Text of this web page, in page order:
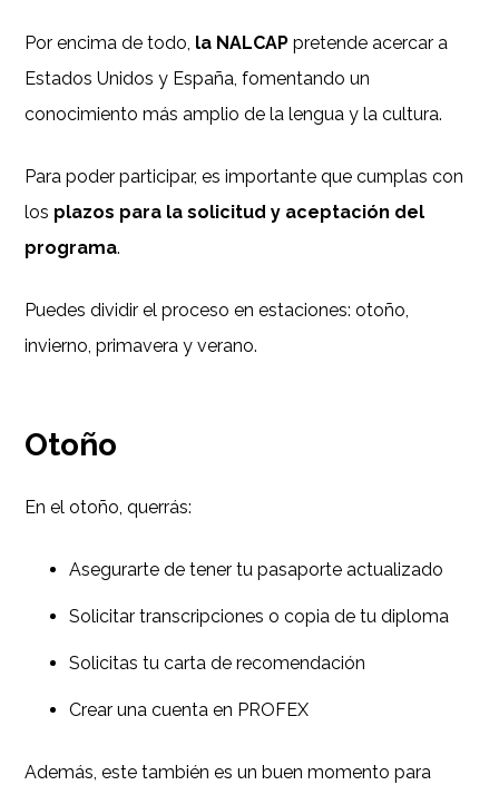
Por encima de todo, la NALCAP pretende acercar a
Estados Unidos y España, fomentando un
conocimiento más amplio de la lengua y la cultura.
Para poder participar, es importante que cumplas con
los plazos para la solicitud y aceptación del
programa.
Puedes dividir el proceso en estaciones: otoño,
invierno, primavera y verano.
Otoño
En el otoño, querrás:
Asegurarte de tener tu pasaporte actualizado
Solicitar transcripciones o copia de tu diploma
Solicitas tu carta de recomendación
Crear una cuenta en PROFEX
Además, este también es un buen momento para